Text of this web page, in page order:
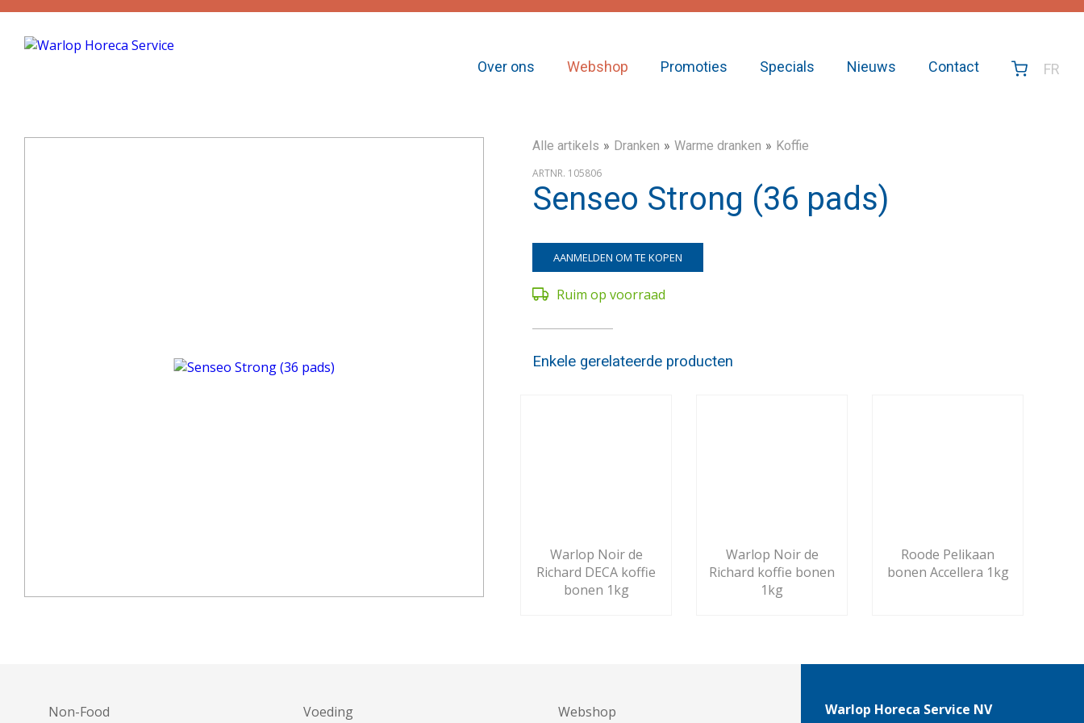
Over ons Webshop Promoties Specials Nieuws Contact FR
Alle artikels Dranken Warme dranken Koffie
ARTNR. 105806
Senseo Strong (36 pads)
AANMELDEN OM TE KOPEN
Ruim op voorraad
Enkele gerelateerde producten
Warlop Noir de
Richard DECA koffie
bonen 1kg
Warlop Noir de
Richard koffie bonen
1kg
Roode Pelikaan
bonen Accellera 1kg
Warlop Horeca Service NV
Non-Food Voeding Webshop